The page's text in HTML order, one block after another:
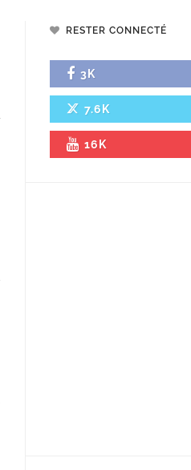
RESTER CONNECTÉ
3K
7.6K
16K